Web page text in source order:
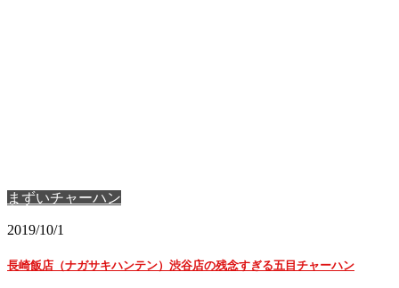
まずいチャーハン
2019/10/1
長崎飯店（ナガサキハンテン）渋谷店の残念すぎる五目チャーハン